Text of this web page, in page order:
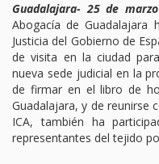
Guadalajara- 25 de
Abogacía de
Justicia del Gobierno de
de visita en la ciudad
nueva sede judicial en la
de firmar en el libro de
Guadalajara, y de reunirse
ICA, también ha
representantes del tejido